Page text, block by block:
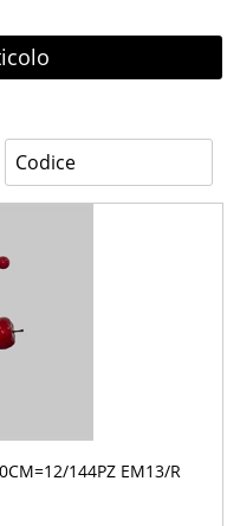
144PZ EM13/R